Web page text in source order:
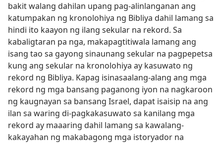
bakit walang dahilan upang pag-alinlanganan ang
katumpakan ng kronolohiya ng Bibliya dahil lamang sa
hindi ito kaayon ng ilang sekular na rekord. Sa
kabaligtaran pa nga, makapagtitiwala lamang ang
isang tao sa gayong sinaunang sekular na pagpepetsa
kung ang sekular na kronolohiya ay kasuwato ng
rekord ng Bibliya. Kapag isinasaalang-alang ang mga
rekord ng mga bansang paganong iyon na nagkaroon
ng kaugnayan sa bansang Israel, dapat isaisip na ang
ilan sa waring di-pagkakasuwato sa kanilang mga
rekord ay maaaring dahil lamang sa kawalang-
kakayahan ng makabagong mga istoryador na